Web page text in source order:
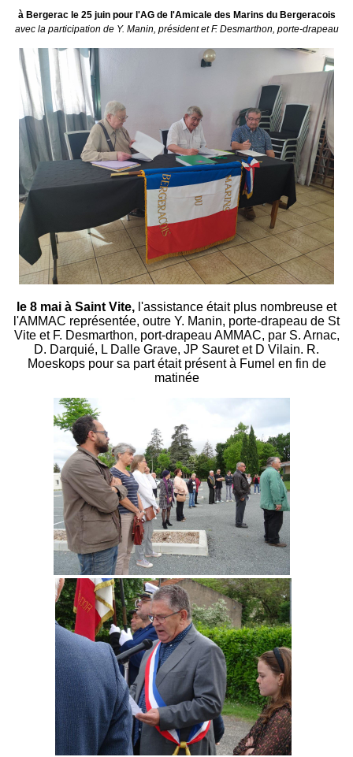
à Bergerac le 25 juin pour l'AG de l'Amicale des Marins du Bergeracois
avec la participation de Y. Manin, président et F. Desmarthon, porte-drapeau
le 8 mai à Saint Vite, l'assistance était plus nombreuse et
l'AMMAC représentée, outre Y. Manin, porte-drapeau de St
Vite et F. Desmarthon, port-drapeau AMMAC, par S. Arnac,
D. Darquié, L Dalle Grave, JP Sauret et D Vilain. R.
Moeskops pour sa part était présent à Fumel en fin de
matinée